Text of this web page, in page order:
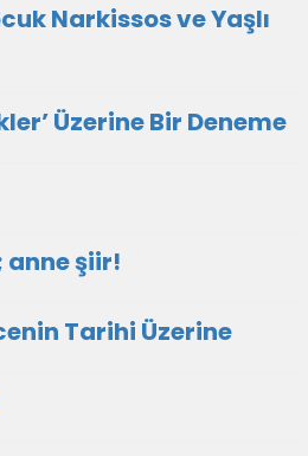
Narkissos ve Yaşlı
Üzerine Bir Deneme
anne şiir!
Tarihi Üzerine